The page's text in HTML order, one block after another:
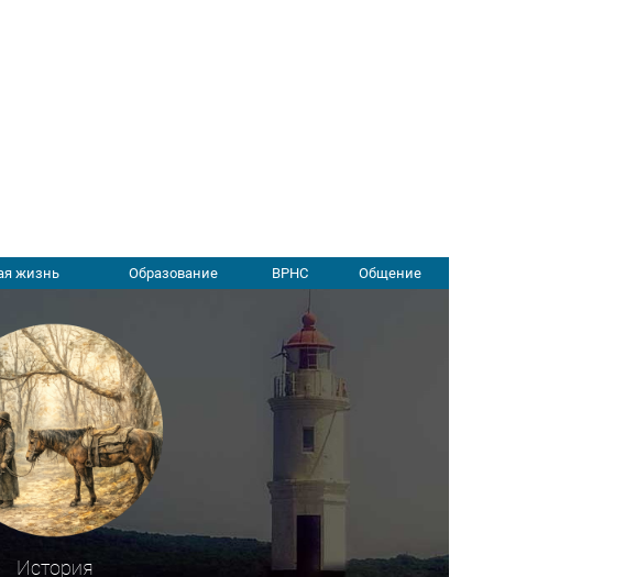
жизнь Образование ВРНС Общение
История